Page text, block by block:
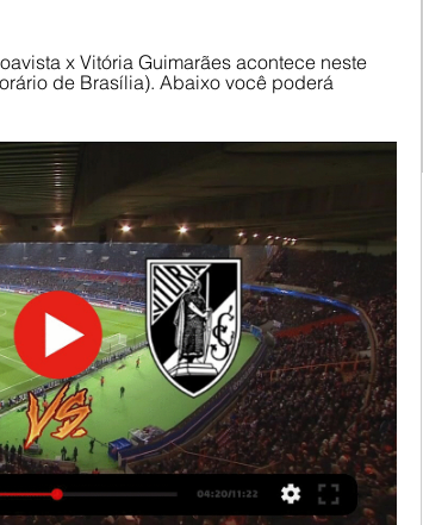
x Vitória Guimarães acontece neste
de Brasília). Abaixo você poderá